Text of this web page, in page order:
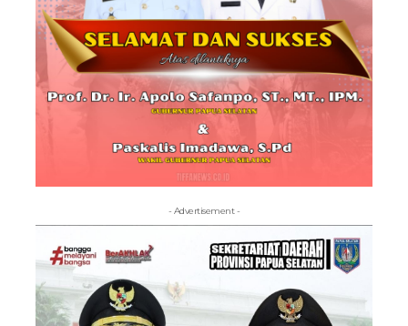
- Advertisement -